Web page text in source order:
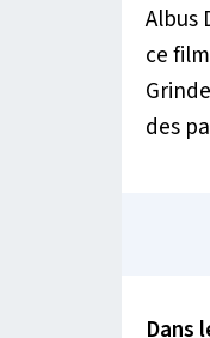
Albus
ce
des
Dans